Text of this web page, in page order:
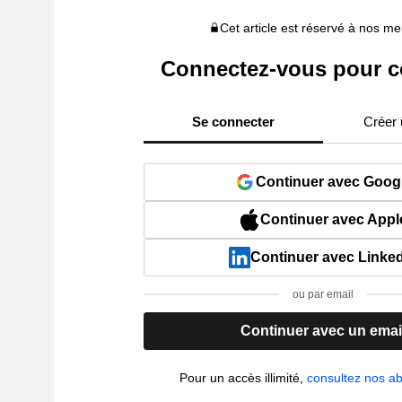
Cet article est réservé à nos
Connectez-vous pour
Se connecter Créer
Continuer avec
Continuer avec
Continuer avec
ou par email
Continuer avec un email
Pour un accès illimité,consultez nos